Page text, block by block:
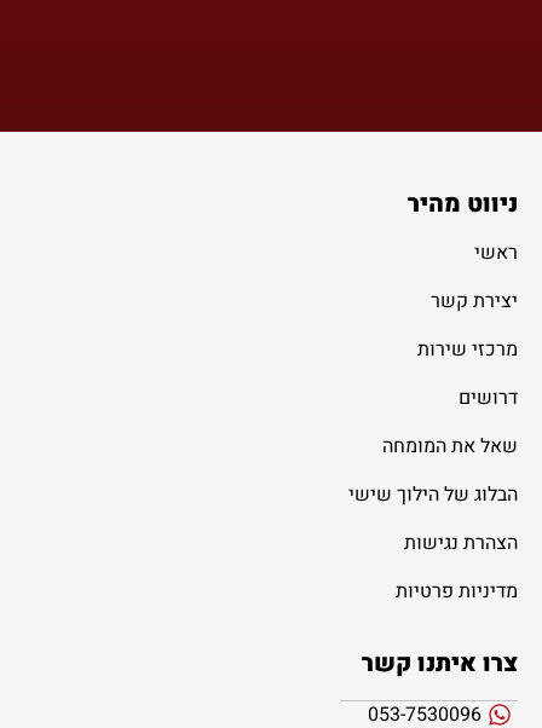
ניווט מהיר
ראשי
יצירת קשר
מרכזי שירות
דרושים
שאל את המומחה
הבלוג של הילוך שישי
הצהרת נגישות
מדיניות פרטיות
צרו איתנו קשר
053-7530096